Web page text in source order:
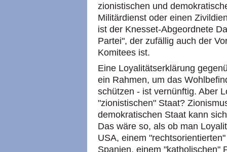
zionistischen und
Militärdienst oder einen
ist der Knesset-Abgeordnete
Partei", der zufällig auch der
Komitees ist.
Eine Loyalitätserklärung
ein Rahmen, um das
schützen - ist vernünftig. Aber
"zionistischen" Staat?
demokratischen Staat kann
Das wäre so, als ob man
USA, einem
Spanien, einem "katholischen"